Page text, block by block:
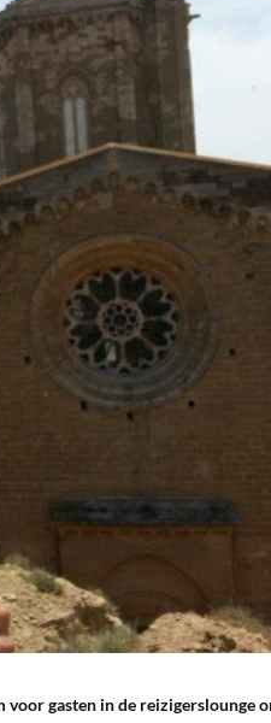
voor gasten in de reizigerslounge